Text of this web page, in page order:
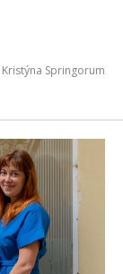
Kristýna Springorum